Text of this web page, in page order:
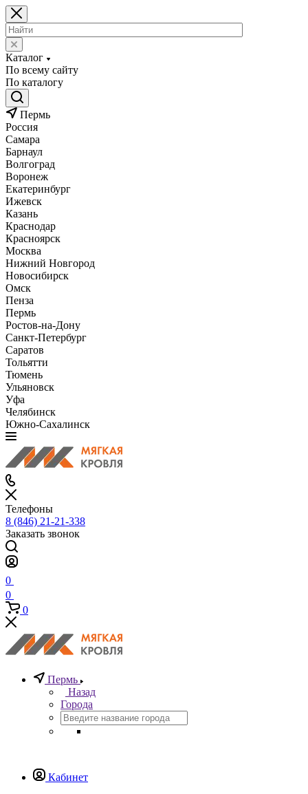
Каталог
По всему сайту
По каталогу
Пермь
Россия
Самара
Барнаул
Волгоград
Воронеж
Екатеринбург
Ижевск
Казань
Краснодар
Красноярск
Москва
Нижний Новгород
Новосибирск
Омск
Пенза
Пермь
Ростов-на-Дону
Санкт-Петербург
Саратов
Тольятти
Тюмень
Ульяновск
Уфа
Челябинск
Южно-Сахалинск
Телефоны
8 (846) 21-21-338
Заказать звонок
0
0
0
Пермь
Назад
Города
Кабинет